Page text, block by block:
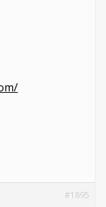
#1895